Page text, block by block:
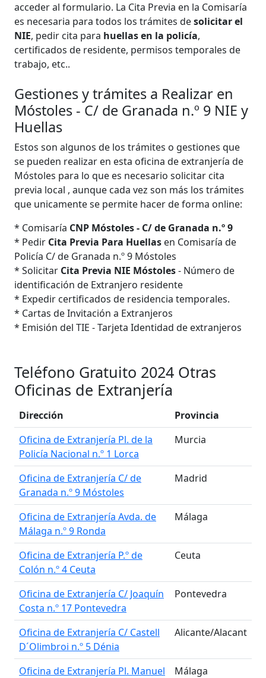
acceder al formulario. La Cita Previa en la Comisaría
es necesaria para todos los trámites desolicitar el
NIE, pedir cita para huellas en la policía,
certificados de residente, permisos temporales de
trabajo, etc..
Gestiones y trámites a Realizar en
Móstoles - C/ de Granada n.º 9 NIE y
Huellas
Estos son algunos de los trámites o gestiones que
se pueden realizar en esta oficina de extranjería de
Móstoles para lo que es necesario solicitar cita
previa local , aunque cada vez son más los trámites
que unicamente se permite hacer de forma online:
* Comisaría CNP Móstoles - C/ de Granada n.º 9
* Pedir Cita Previa Para Huellas en Comisaría de
Policía C/ de Granada n.º 9 Móstoles
* Solicitar Cita Previa NIE Móstoles- Número de
identificación de Extranjero residente
* Expedir certificados de residencia temporales.
* Cartas de Invitación a Extranjeros
* Emisión del TIE - Tarjeta Identidad de extranjeros
Teléfono Gratuito 2024 Otras
Oficinas de Extranjería
Dirección
Provincia
Oficina de Extranjería Pl. de la
Policía Nacional n.º 1 Lorca
Murcia
Oficina de Extranjería C/ de
Granada n.º 9 Móstoles
Madrid
Oficina de Extranjería Avda. de
Málaga n.º 9 Ronda
Málaga
Oficina de Extranjería P.º de
Colón n.º 4 Ceuta
Ceuta
Oficina de Extranjería C/ Joaquín
Costa n.º 17 Pontevedra
Pontevedra
Oficina de Extranjería C/ Castell
D´Olimbroi n.º 5 Dénia
Alicante/Alacant
Oficina de Extranjería Pl. Manuel
Málaga